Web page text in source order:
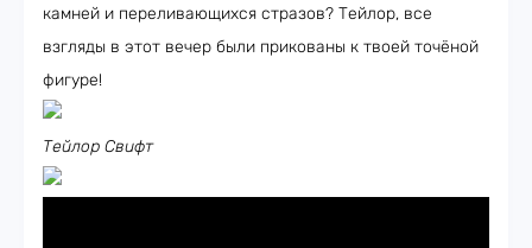
камней и переливающихся стразов? Тейлор, все
взгляды в этот вечер были прикованы к твоей точёной
фигуре!
Тейлор Свифт